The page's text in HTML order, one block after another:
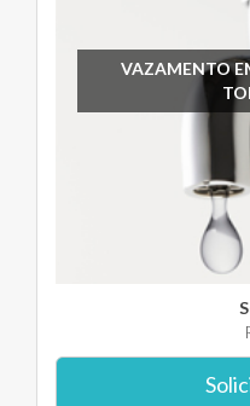
VAZAMENTO